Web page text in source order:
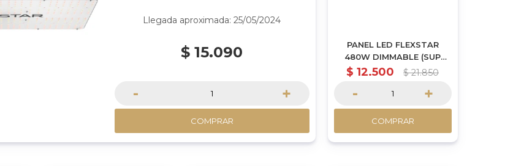
Llegada aproximada: 25/05/2024
$ 15.090
- +
COMPRAR
PANEL LED FLEXSTAR
480W DIMMABLE (SUP
SLIM) SAMSUNG DRIVERS
$ 12.500 $ 21.850
- +
COMPRAR